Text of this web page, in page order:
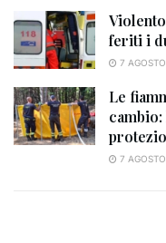
feriti i
7
Le
7